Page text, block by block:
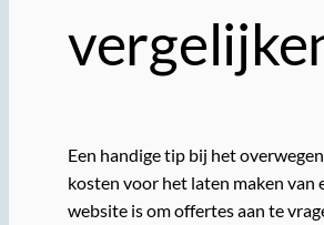
Een handige tip bij het
kosten voor het laten maken van
website is om offertes aan te